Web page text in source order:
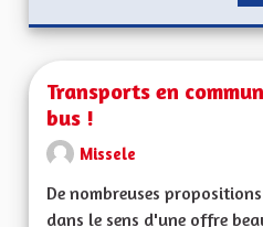
Transports en
bus !
Missele
De nombreuses
dans le sens d'une offre